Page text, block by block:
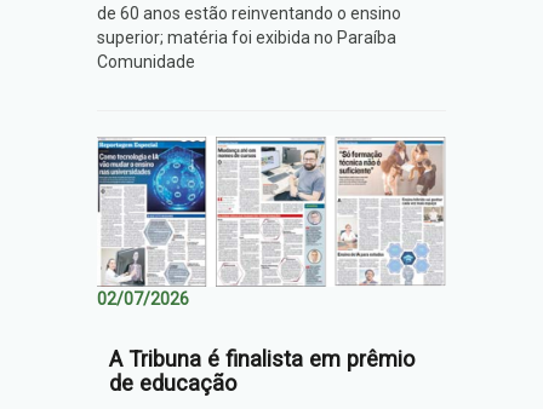
de 60 anos estão reinventando o ensino
superior; matéria foi exibida no Paraíba
Comunidade
02/07/2026
A Tribuna é finalista em prêmio
de educação